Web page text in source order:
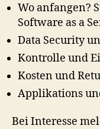
Wo anfangen?
Software as a
Data Security
Kontrolle und
Kosten und
Applikations
Bei Interesse